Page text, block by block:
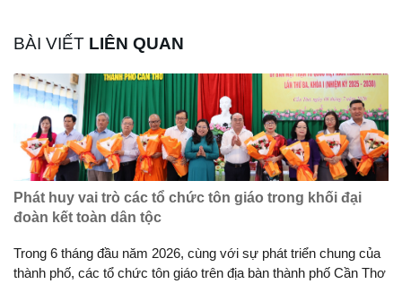
BÀI VIẾT LIÊN QUAN
Phát huy vai trò các tổ chức tôn giáo trong khối đại
đoàn kết toàn dân tộc
Trong 6 tháng đầu năm 2026, cùng với sự phát triển chung của
thành phố, các tổ chức tôn giáo trên địa bàn thành phố Cần Thơ